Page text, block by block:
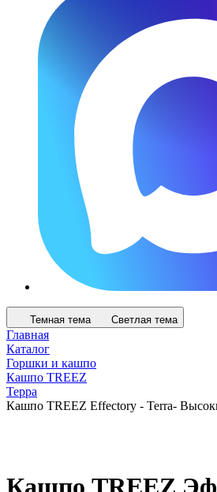
Темная тема Светлая тема
Главная
Каталог
Горшки и кашпо
Кашпо TREEZ
Терра
Кашпо TREEZ Effectory - Terra-